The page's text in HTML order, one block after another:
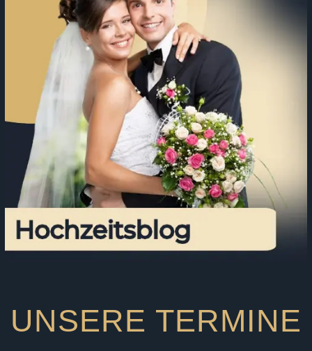
UNSERE TERMINE